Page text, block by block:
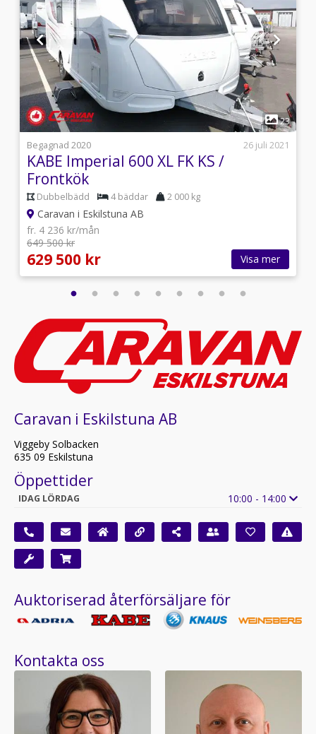
1
23
Begagnad 2020
26 juli 2021
KABE Imperial 600 XL FK KS /
Frontkök
Dubbelbädd 4 bäddar 2 000 kg
Caravan i Eskilstuna AB
fr. 4 236 kr/mån
649 500 kr
629 500 kr Visa mer
Caravan i Eskilstuna AB
Viggeby Solbacken
635 09 Eskilstuna
Öppettider
IDAG LÖRDAG 10:00 - 14:00
Auktoriserad återförsäljare för
Kontakta oss